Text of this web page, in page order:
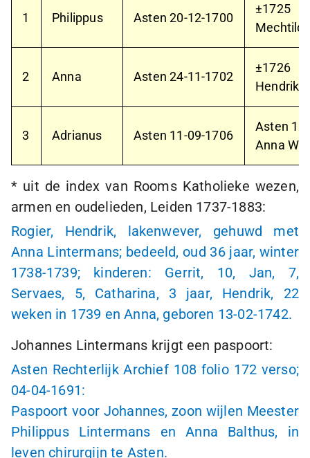
1 Philippus Asten20-12-1700
±1725
2 Anna Asten24-11-1702
±1726
Hendrik
3 Adrianus Asten 11-09-1706
Asten
Anna
* uit de index van Rooms Katholieke wezen,
armen en oudelieden, Leiden 1737-1883:
Rogier, Hendrik, lakenwever, gehuwd met
Anna Lintermans; bedeeld, oud 36 jaar, winter
1738-1739; kinderen: Gerrit, 10, Jan, 7,
Servaes, 5, Catharina, 3 jaar, Hendrik, 22
weken in 1739 en Anna, geboren 13-02-1742.
Johannes Lintermans krijgt een paspoort:
Asten Rechterlijk Archief 108 folio 172 verso;
04-04-1691:
Paspoort voor Johannes, zoon wijlen Meester
Philippus Lintermans en Anna Balthus, in
leven chirurgijn te Asten.